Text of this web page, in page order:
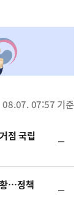
08.07. 07:57 기준
점 국립
일
…정책